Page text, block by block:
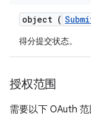
object (
得分提交状态。
授权范围
需要以下 OAuth 范